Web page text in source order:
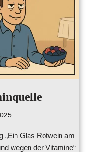
„Ein Glas Rotwein am
wegen der Vitamine“